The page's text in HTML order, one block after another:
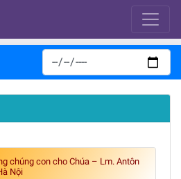
chúng con cho Chúa – Lm. Antôn
Nội